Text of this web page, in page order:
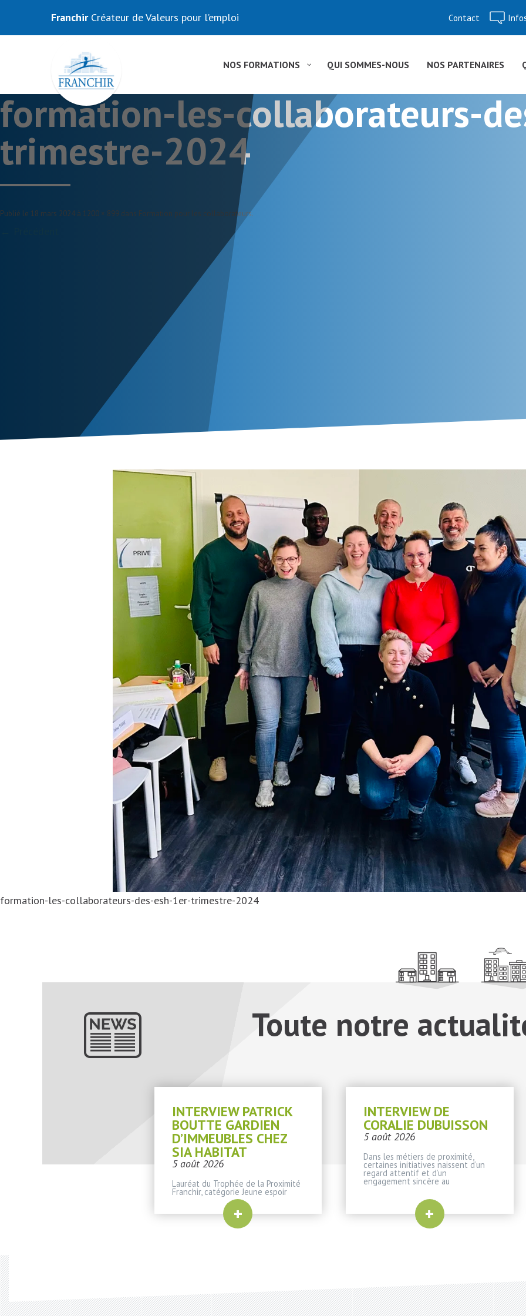
Franchir Créateur de Valeurs pour l’emploi Contact
contenu
NOS FORMATIONS QUI SOMMES-NOUS NOS PARTENAIRES
formation-les-collaborateurs-
trimestre-2024
Publié le 18 mars 2024 à 1200 × 899 dans Formation pour les collaborateurs.
formation-les-collaborateurs-des-esh-1er-trimestre-2024
Toute notre
INTERVIEW PATRICK
BOUTTE GARDIEN
D’IMMEUBLES CHEZ
SIA HABITAT
5 août 2026
Lauréat du Trophée de la Proximité
Franchir, catégorie Jeune espoir
+
INTERVIEW DE
CORALIE DUBUISSON
5 août 2026
Dans les métiers de proximité,
certaines initiatives naissent d’un
regard attentif et d’un
engagement sincère au
+